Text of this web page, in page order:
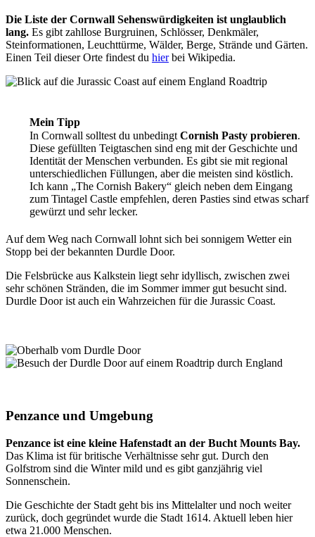
Die Liste der Cornwall Sehenswürdigkeiten ist unglaublich
lang. Es gibt zahllose Burgruinen, Schlösser, Denkmäler,
Steinformationen, Leuchttürme, Wälder, Berge, Strände und Gärten.
Einen Teil dieser Orte findest du hierbei Wikipedia.
Mein Tipp
In Cornwall solltest du unbedingt Cornish Pasty probieren.
Diese gefüllten Teigtaschen sind eng mit der Geschichte und
Identität der Menschen verbunden. Es gibt sie mit regional
unterschiedlichen Füllungen, aber die meisten sind köstlich.
Ich kann „The Cornish Bakery“ gleich neben dem Eingang
zum Tintagel Castle empfehlen, deren Pasties sind etwas scharf
gewürzt und sehr lecker.
Auf dem Weg nach Cornwall lohnt sich bei sonnigem Wetter ein
Stopp bei der bekannten Durdle Door.
Die Felsbrücke aus Kalkstein liegt sehr idyllisch, zwischen zwei
sehr schönen Stränden, die im Sommer immer gut besucht sind.
Durdle Door ist auch ein Wahrzeichen für die Jurassic Coast.
Penzance und Umgebung
Penzance ist eine kleine Hafenstadt an der Bucht Mounts Bay.
Das Klima ist für britische Verhältnisse sehr gut. Durch den
Golfstrom sind die Winter mild und es gibt ganzjährig viel
Sonnenschein.
Die Geschichte der Stadt geht bis ins Mittelalter und noch weiter
zurück, doch gegründet wurde die Stadt 1614. Aktuell leben hier
etwa 21.000 Menschen.